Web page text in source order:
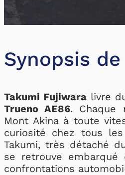
Synopsis
Takumi Fujiwara livre
Trueno AE86. Chaque
Mont Akina à toute
curiosité chez tous
Takumi, très détaché
se retrouve
confrontations